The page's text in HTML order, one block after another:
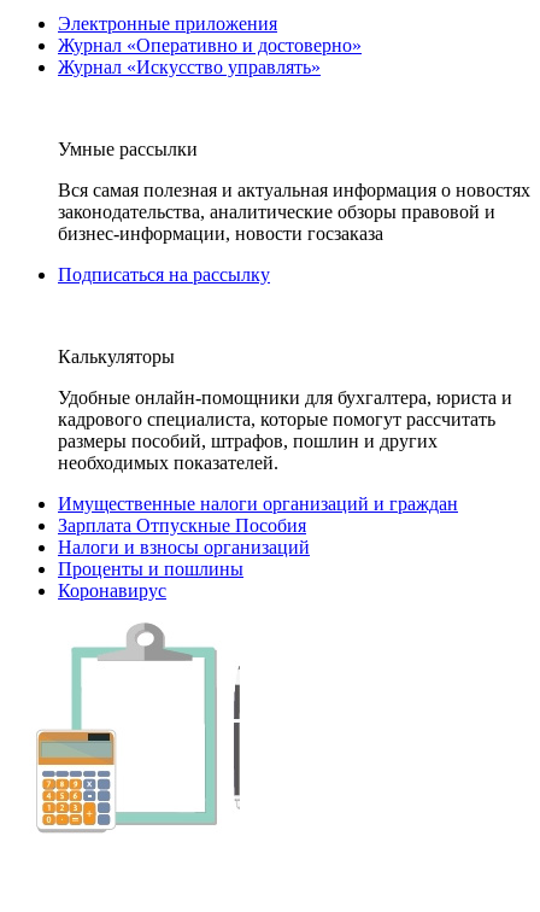
Электронные приложения
Журнал «Оперативно и достоверно»
Журнал «Искусство управлять»
Умные рассылки
Вся самая полезная и актуальная информация о новостях
законодательства, аналитические обзоры правовой и
бизнес-информации, новости госзаказа
Подписаться на рассылку
Калькуляторы
Удобные онлайн-помощники для бухгалтера, юриста и
кадрового специалиста, которые помогут рассчитать
размеры пособий, штрафов, пошлин и других
необходимых показателей.
Имущественные налоги организаций и граждан
Зарплата Отпускные Пособия
Налоги и взносы организаций
Проценты и пошлины
Коронавирус